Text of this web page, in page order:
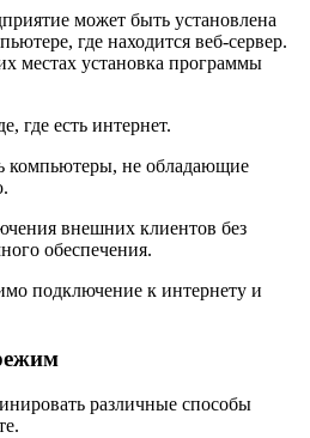
может быть установлена
где находится веб-сервер.
местах установка программы
где есть интернет.
компьютеры, не обладающие
внешних клиентов без
обеспечения.
подключение к интернету и
различные способы